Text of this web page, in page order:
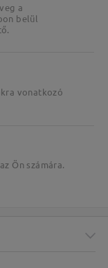
a
belül
vonatkozó
Ön számára.